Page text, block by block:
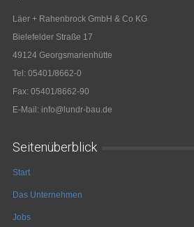
Läer + Rahenbrock GmbH & Co KG
Bielefelder Straße 17
49124 Georgsmarienhütte
Tel: 05401/8662-0
Fax: 05401/8662-90
E-Mail: info@lundr-bau.de
Seitenüberblick
Start
Das Unternehmen
Jobs